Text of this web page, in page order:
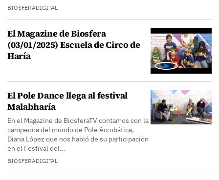
BIOSFERADIGITAL
El Magazine de Biosfera
(03/01/2025) Escuela de Circo de
Haría
El Pole Dance llega al festival
Malabharía
En el Magazine de BiosferaTV contamos con la
campeona del mundo de Pole Acrobática,
Diana López que nos habló de su participación
en el Festival del…
BIOSFERADIGITAL